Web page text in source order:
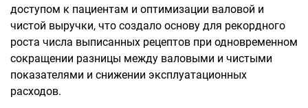
доступом к пациентам и оптимизации валовой и
чистой выручки, что создало основу для рекордного
роста числа выписанных рецептов при одновременном
сокращении разницы между валовыми и чистыми
показателями и снижении эксплуатационных
расходов.